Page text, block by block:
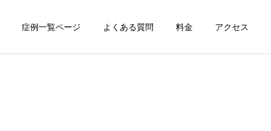
症例一覧ページ よくある質問 料金 アクセス